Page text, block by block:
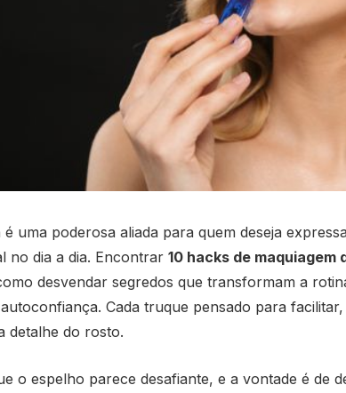
é uma poderosa aliada para quem deseja
no dia a dia. Encontrar 10 hacks de maquiagem
desvendar segredos que transformam a
Cada truque pensado para
detalhe do rosto.
o espelho parece desafiante, e a vontade é de